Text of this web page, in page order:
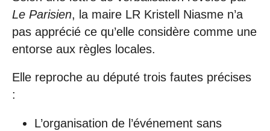
Le Parisien, la maire LR Kristell Niasme n’a
pas apprécié ce qu’elle considère comme une
entorse aux règles locales.
Elle reproche au député trois fautes précises
:
L’organisation de l’événement sans